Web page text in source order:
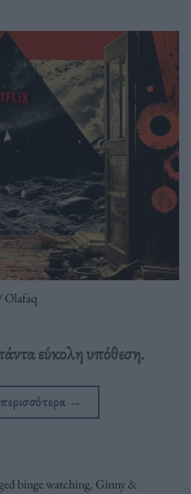
Olafaq
εύκολη υπόθεση.
→
binge watching, Ginny &